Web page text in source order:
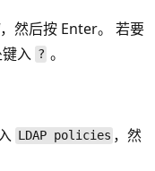
，然后按 Enter。 若要
入 ? 。
LDAP policies ，然